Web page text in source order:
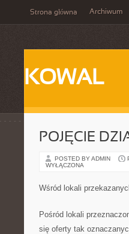
Strona główna Archiwum
KOWAL
POJĘCIE
POSTED BY ADMIN
WYŁĄCZONA
Wśród lokali
Pośród lokali
się oferty tak